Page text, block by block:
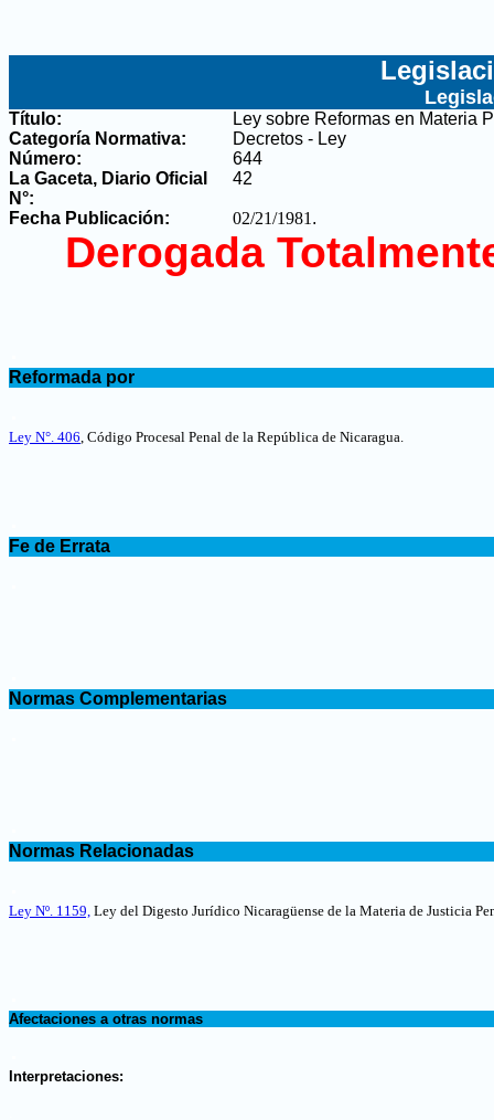
Título:
Ley sobre Reformas en Materia
Categoría Normativa:
Decretos - Ley
Número:
644
La Gaceta, Diario Oficial
N°:
42
Fecha Publicación: 02/21/1981 .
Derogada
Reformada por
Ley N°. 406, Código Procesal Penal de la República de Nicaragua.
Fe de Errata
Normas Complementarias
Normas Relacionadas
Ley Nº. 1159, Ley del Digesto Jurídico Nicaragüense de la Materia de Justicia
Afectaciones a otras normas
Interpretaciones: